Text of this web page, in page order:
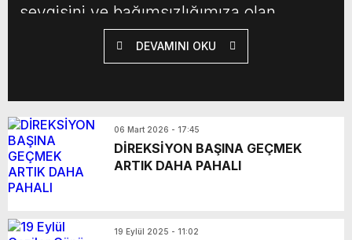
sevgisini ve bağımsızlığımıza olan
tutkusunu kaleme aldığı İstiklal
bir coşku ve heyecanla kabul edilişinin
103. yıldönümünü kutlamanın haklı […]
DEVAMINI OKU
06 Mart 2026 - 17:45
DİREKSİYON BAŞINA GEÇMEK
ARTIK DAHA PAHALI
19 Eylül 2025 - 11:02